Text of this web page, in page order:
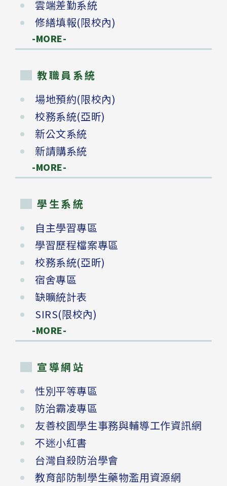
雲端差勤系統
修繕填報(限校內)
-MORE-
教職員系統
場地預約(限校內)
校務系統(亞昕)
新公文系統
新請購系統
-MORE-
學生系統
自主學習專區
學習歷程檔案專區
校務系統(亞昕)
宿舍專區
缺曠統計表
SIRS(限校內)
-MORE-
宣導網站
性別平等專區
防治霸凌專區
友善校園學生事務與輔導工作資訊網
不迷小紅書
台灣自殺防治學會
教育部防制學生藥物濫用資源網